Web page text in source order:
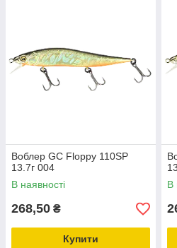
Воблер GC Floppy 110SP
13.7г 004
В наявності
268,50 ₴
Купити
В